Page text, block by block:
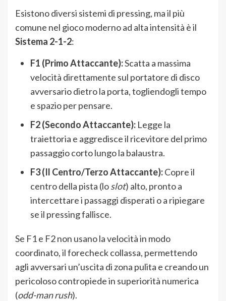
Esistono diversi sistemi di pressing, ma il più
comune nel gioco moderno ad alta intensità è il
Sistema 2-1-2:
F1 (Primo Attaccante):Scatta a massima
velocità direttamente sul portatore di disco
avversario dietro la porta, togliendogli tempo
e spazio per pensare.
F2 (Secondo Attaccante): Legge la
traiettoria e aggredisce il ricevitore del primo
passaggio corto lungo la balaustra.
F3 (Il Centro/Terzo Attaccante):Copre il
centro della pista (loslot) alto, pronto a
intercettare i passaggi disperati o a ripiegare
se il pressing fallisce.
Se F1 e F2 non usano la velocità in modo
coordinato, il forecheck collassa, permettendo
agli avversari un’uscita di zona pulita e creando un
pericoloso contropiede in superiorità numerica
(odd-man rush).